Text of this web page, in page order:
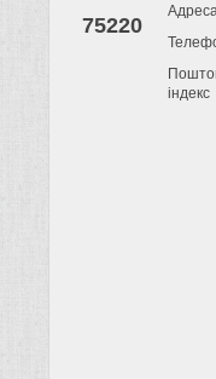
75220
індекс